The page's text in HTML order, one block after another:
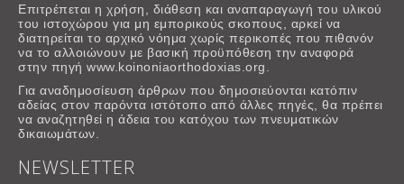
Επιτρέπεται η χρήση, διάθεση και αναπαραγωγή του υλικού
του ιστοχώρου για μη εμπορικούς σκοπους, αρκεί να
διατηρείται το αρχικό νόημα χωρίς περικοπές που πιθανόν
να το αλλοιώνουν με βασική προϋπόθεση την αναφορά
στην πηγή www.koinoniaorthodoxias.org.
Για αναδημοσίευση άρθρων που δημοσιεύονται κατόπιν
αδείας στον παρόντα ιστότοπο από άλλες πηγές, θα πρέπει
να αναζητηθεί η άδεια του κατόχου των πνευματικών
δικαιωμάτων.
NEWSLETTER